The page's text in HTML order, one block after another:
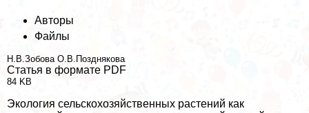
Авторы
Файлы
Н.В.Зобова О.В.Позднякова
Статья в формате PDF
84 KB
Экология сельскохозяйственных растений как